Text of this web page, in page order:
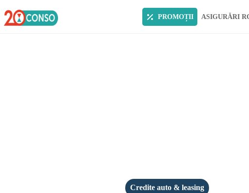
PROMOȚII ASIGURĂRI
Credite auto & leasing